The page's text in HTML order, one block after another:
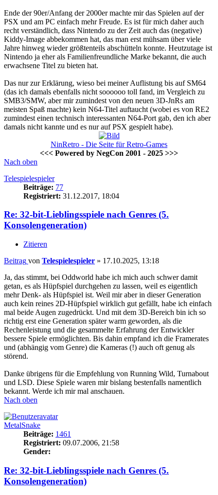
Ende der 90er/Anfang der 2000er machte mir das Spielen auf der
PSX und am PC einfach mehr Freude. Es ist für mich daher auch
recht verständlich, dass Nintendo zu der Zeit auch das (negative)
Kiddy-Image abbekommen hat, das man erst mühsam über viele
Jahre hinweg wieder größtenteils abschütteln konnte. Heutzutage ist
Nintendo ja eher als Familienfreundliche Marke bekannt, die auch
erwachsene Titel zu bieten hat.
Das nur zur Erklärung, wieso bei meiner Auflistung bis auf SM64
(das ich damals ebenfalls nicht soooooo toll fand, im Vergleich zu
SMB3/SMW, aber mir zumindest von den neuen 3D-JnRs am
meisten Spaß machte) kein N64-Titel auftaucht (wobei es von RE2
zumindest einen technisch interessanten N64-Port gab, den ich aber
damals nicht kannte und es nur auf PSX gespielt habe).
NinRetro - Die Seite für Retro-Games
<<< Powered by NegCon 2001 - 2025 >>>
Nach oben
Telespielespieler
Beiträge: 77
Registriert: 31.12.2017, 18:04
Re: 32-bit-Lieblingsspiele nach Genres (5.
Konsolengeneration)
Zitieren
Beitrag von Telespielespieler » 17.10.2025, 13:18
Ja, das stimmt, bei Oddworld habe ich mich auch schwer damit
getan, es als Hüpfspiel durchgehen zu lassen, weil es eigentlich
mehr Denk- als Hüpfspiel ist. Weil mir aber in dieser Generation
auch kein reines 2D-Hüpfspiel wirklich gut gefällt, habe ich einfach
mal beide Augen zugedrückt. Und mit dem 3D-Bereich bin ich so
richtig erst eine Generation später warm geworden, als die
Rechenleistung und die gesammelte Erfahrung der Entwickler
bessere Spiele ermöglichten. Bis dahin empfand ich die Framerates
und (abhängig vom Genre) die Kameras (!) auch oft genug als
störend.
Danke übrigens für die Empfehlung von Running Wild, Turnabout
und LSD. Diese Spiele waren mir bislang bestenfalls namentlich
bekannt. Werde ich mir mal anschauen.
Nach oben
MetalSnake
Beiträge: 1461
Registriert: 09.07.2006, 21:58
Gender:
Re: 32-bit-Lieblingsspiele nach Genres (5.
Konsolengeneration)